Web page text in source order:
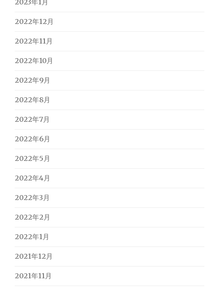
2022年12月
2022年11月
2022年10月
2022年9月
2022年8月
2022年7月
2022年6月
2022年5月
2022年4月
2022年3月
2022年2月
2022年1月
2021年12月
2021年11月